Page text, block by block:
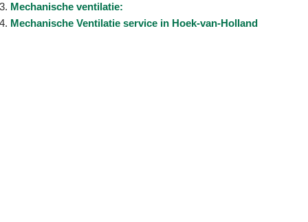
Mechanische ventilatie:
Mechanische Ventilatie service in Hoek-van-Holland